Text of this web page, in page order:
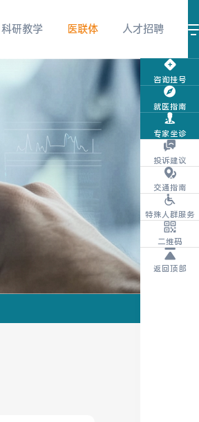
科研教学 医联体 人才招聘
咨询挂号
就医指南
专家坐诊
投诉建议
交通指南
特殊人群服务
二维码
视频号
团购商城 体检报告查询
返回顶部